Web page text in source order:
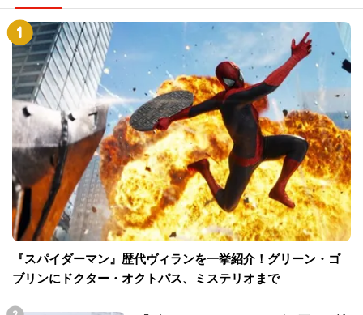
『スパイダーマン』歴代ヴィランを一挙紹介！グリーン・ゴ
ブリンにドクター・オクトパス、ミステリオまで